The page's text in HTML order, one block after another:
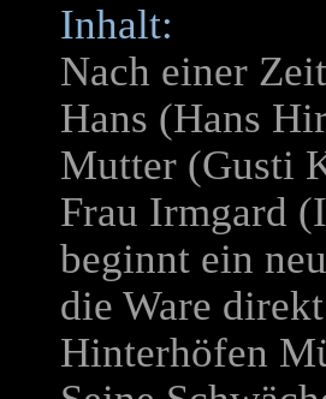
Inhalt:
Nach einer
Hans (Hans
Mutter (Gusti
Frau Irmgard
beginnt ein
die Ware
Hinterhöfen